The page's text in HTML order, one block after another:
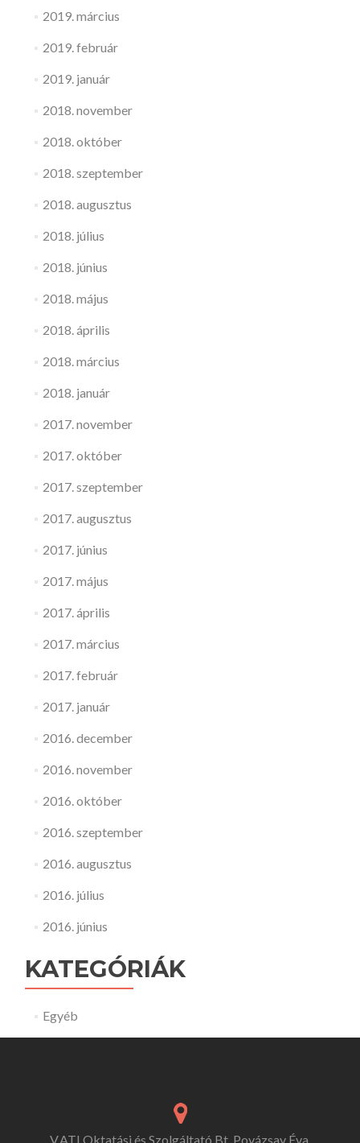
2019. március
2019. február
2019. január
2018. november
2018. október
2018. szeptember
2018. augusztus
2018. július
2018. június
2018. május
2018. április
2018. március
2018. január
2017. november
2017. október
2017. szeptember
2017. augusztus
2017. június
2017. május
2017. április
2017. március
2017. február
2017. január
2016. december
2016. november
2016. október
2016. szeptember
2016. augusztus
2016. július
2016. június
KATEGÓRIÁK
Egyéb
V.ATI Oktatási és Szolgáltató Bt. Povázsay Éva,